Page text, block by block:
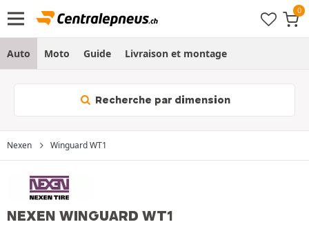
Auto Moto Guide Livraison et montage
Recherche par dimension
Nexen Winguard WT1
NEXEN WINGUARD WT1